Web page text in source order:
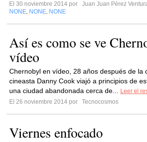
El 30 noviembre 2014 por
Juan Juan Pérez
NONE NONE NONE
Así es como se ve
vídeo
Chernobyl en vídeo, 28 años después de la
cineasta Danny Cook viajó a principios de
una ciudad abandonada cerca de...
Leer el
El 26 noviembre 2014 por
Tecnocosmos
Viernes enfocado